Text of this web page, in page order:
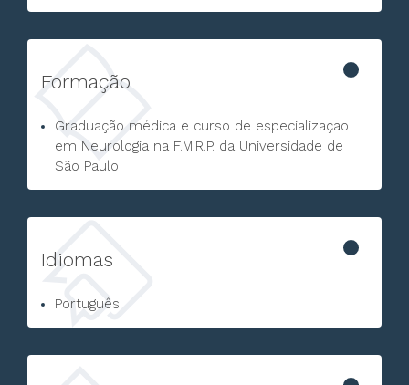
Formação
Graduação médica e curso de especializaçao
em Neurologia na F.M.R.P. da Universidade de
São Paulo
Idiomas
Português